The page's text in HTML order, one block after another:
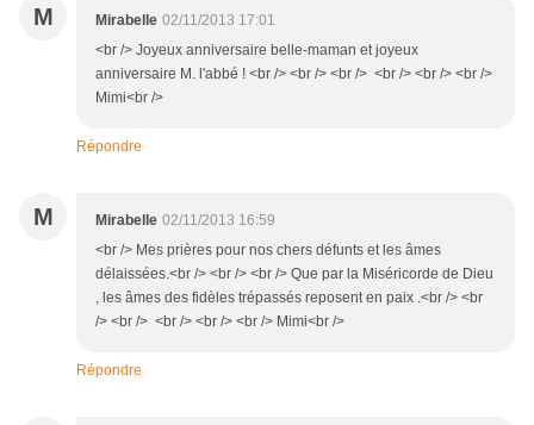
M Mirabelle 02/11/2013 17:01
<br /> Joyeux anniversaire belle-maman et joyeux
anniversaire M. l'abbé ! <br /> <br /> <br /> <br /> <br /> <br />
Mimi<br />
Répondre
M Mirabelle 02/11/2013 16:59
<br /> Mes prières pour nos chers défunts et les âmes
délaissées.<br /> <br /> <br /> Que par la Miséricorde de Dieu
, les âmes des fidèles trépassés reposent en paix .<br /> <br
/> <br /> <br /> <br /> <br /> Mimi<br />
Répondre